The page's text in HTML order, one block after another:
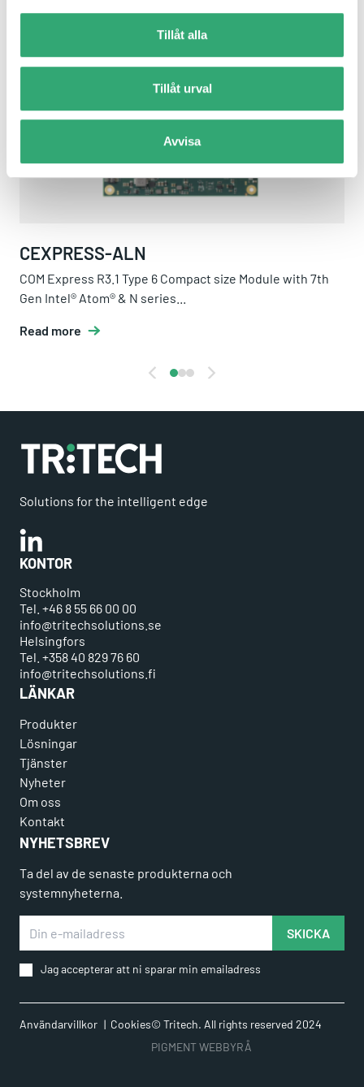
Tillåt alla
Tillåt urval
Avvisa
CEXPRESS-ALN
COM Express R3.1 Type 6 Compact size Module with 7th
Gen Intel® Atom® & N series...
Read more
Solutions for the intelligent edge
Linkedin
KONTOR
Stockholm
Tel. +46 8 55 66 00 00
info@tritechsolutions.se
Helsingfors
Tel. +358 40 829 76 60
info@tritechsolutions.fi
LÄNKAR
Produkter
Lösningar
Tjänster
Nyheter
Om oss
Kontakt
NYHETSBREV
Ta del av de senaste produkterna och
systemnyheterna.
SKICKA
Jag accepterar att ni sparar min emailadress
Användarvillkor Cookies© Tritech. All rights reserved 2024
PIGMENT WEBBYRÅ